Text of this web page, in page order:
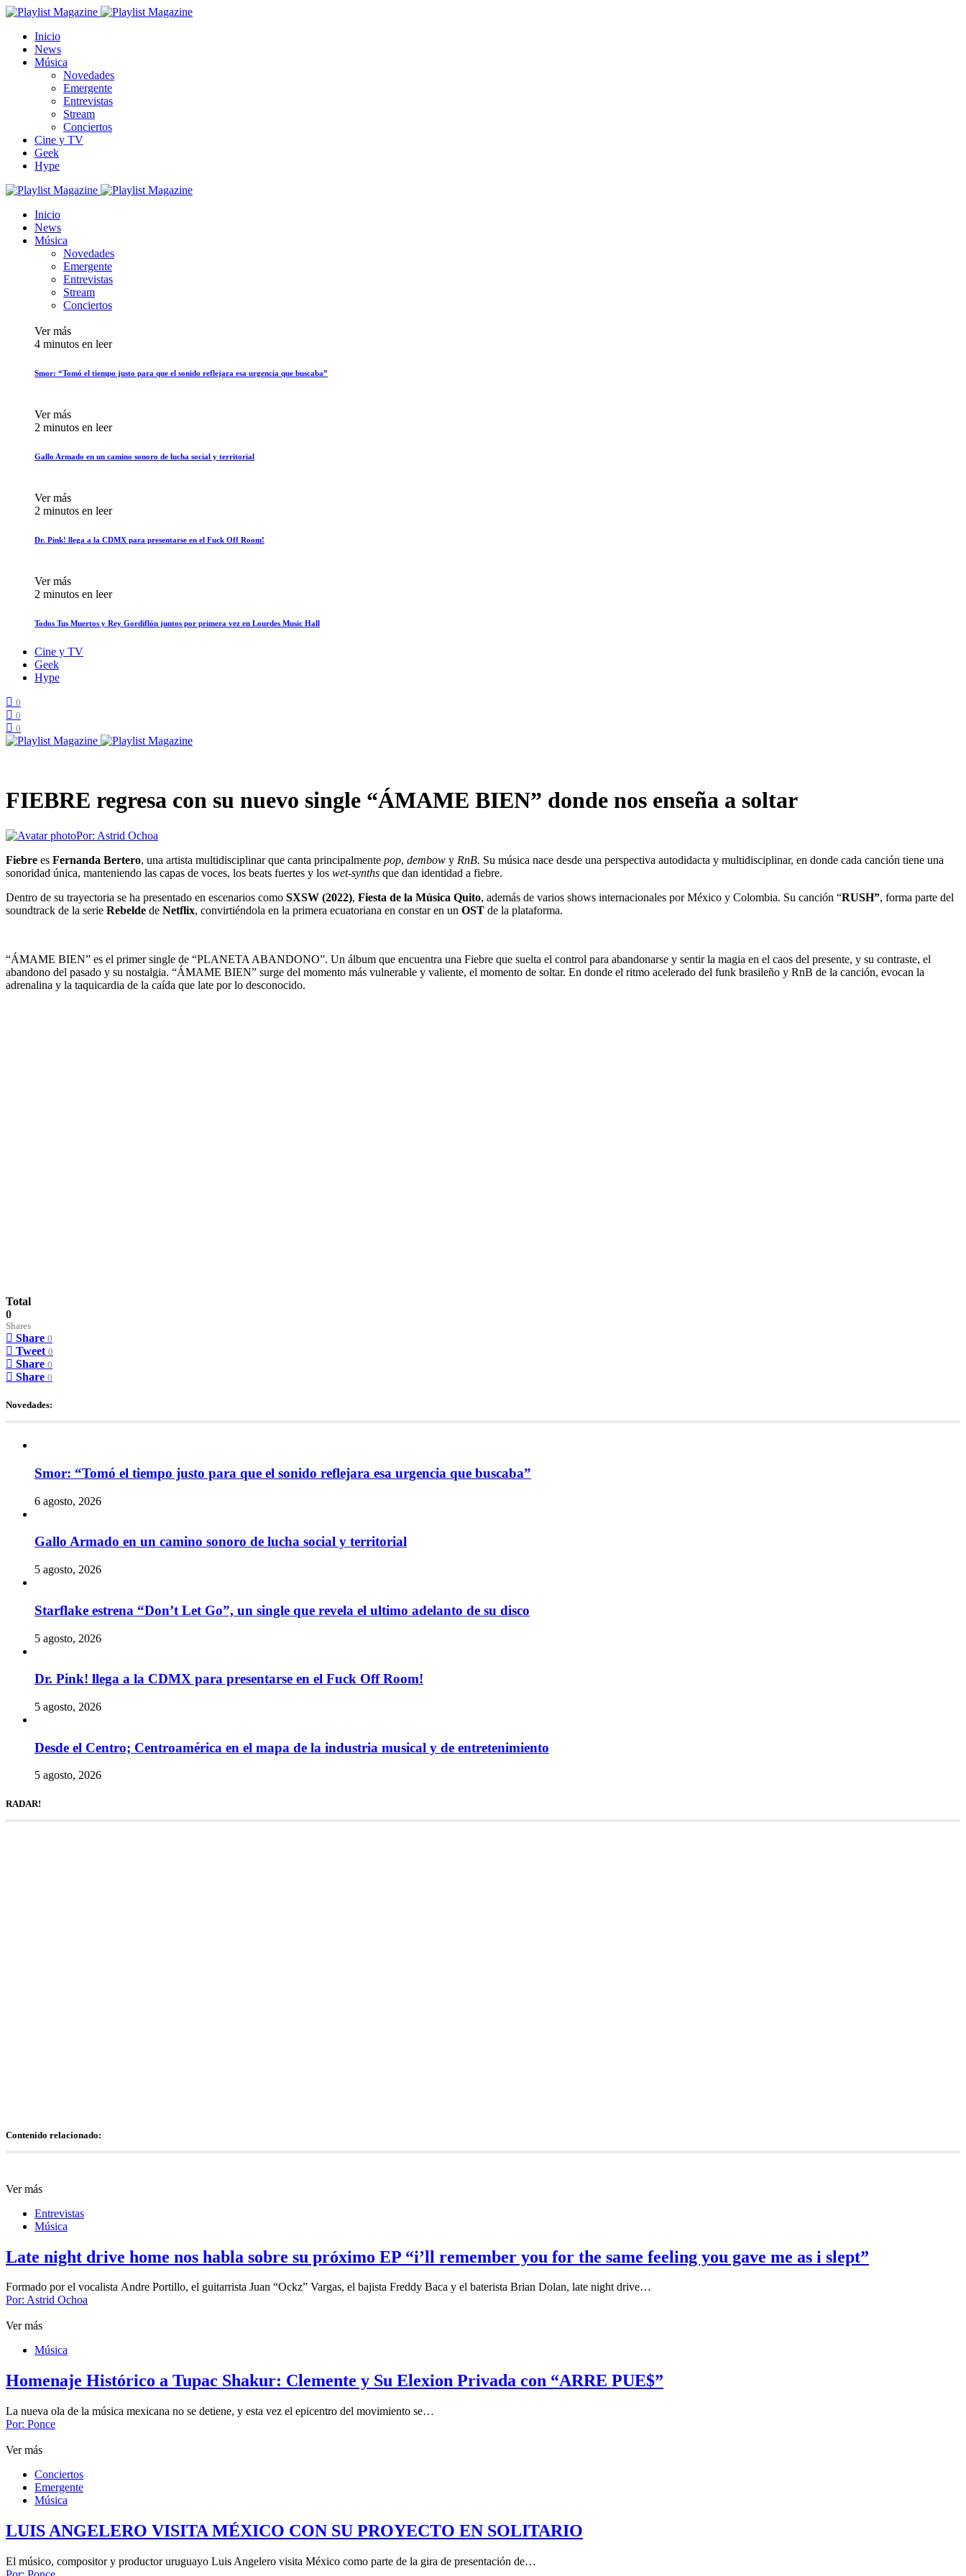
Inicio
News
Música
Novedades
Emergente
Entrevistas
Stream
Conciertos
Cine y TV
Geek
Hype
Inicio
News
Música
Novedades
Emergente
Entrevistas
Stream
Conciertos
Ver más
4 minutos en leer
Smor: “Tomó el tiempo justo para que el sonido reflejara esa urgencia que buscaba”
Ver más
2 minutos en leer
Gallo Armado en un camino sonoro de lucha social y territorial
Ver más
2 minutos en leer
Dr. Pink! llega a la CDMX para presentarse en el Fuck Off Room!
Ver más
2 minutos en leer
Todos Tus Muertos y Rey Gordiflón juntos por primera vez en Lourdes Music Hall
Cine y TV
Geek
Hype
0
0
0
FIEBRE regresa con su nuevo single “ÁMAME BIEN” donde nos enseña a soltar
Por: Astrid Ochoa
Fiebre es Fernanda Bertero, una artista multidisciplinar que canta principalmente pop, dembow y RnB. Su música nace desde una perspectiva autodidacta y multidisciplinar, en donde cada canción tiene una
sonoridad única, manteniendo las capas de voces, los beats fuertes y los wet-synths que dan identidad a fiebre.
Dentro de su trayectoria se ha presentado en escenarios como SXSW (2022), Fiesta de la Música Quito, además de varios shows internacionales por México y Colombia. Su canción “RUSH”, forma parte del
soundtrack de la serie Rebelde de Netflix, convirtiéndola en la primera ecuatoriana en constar en un OST de la plataforma.
“ÁMAME BIEN” es el primer single de “PLANETA ABANDONO”. Un álbum que encuentra una Fiebre que suelta el control para abandonarse y sentir la magia en el caos del presente, y su contraste, el
abandono del pasado y su nostalgia. “ÁMAME BIEN” surge del momento más vulnerable y valiente, el momento de soltar. En donde el ritmo acelerado del funk brasileño y RnB de la canción, evocan la
adrenalina y la taquicardia de la caída que late por lo desconocido.
Total
0
Shares
Share 0
Tweet 0
Share 0
Share 0
Novedades:
Smor: “Tomó el tiempo justo para que el sonido reflejara esa urgencia que buscaba”
6 agosto, 2026
Gallo Armado en un camino sonoro de lucha social y territorial
5 agosto, 2026
Starflake estrena “Don’t Let Go”, un single que revela el ultimo adelanto de su disco
5 agosto, 2026
Dr. Pink! llega a la CDMX para presentarse en el Fuck Off Room!
5 agosto, 2026
Desde el Centro; Centroamérica en el mapa de la industria musical y de entretenimiento
5 agosto, 2026
RADAR!
Contenido relacionado:
Ver más
Entrevistas
Música
Late night drive home nos habla sobre su próximo EP “i’ll remember you for the same feeling you gave me as i slept”
Formado por el vocalista Andre Portillo, el guitarrista Juan “Ockz” Vargas, el bajista Freddy Baca y el baterista Brian Dolan, late night drive…
Por: Astrid Ochoa
Ver más
Música
Homenaje Histórico a Tupac Shakur: Clemente y Su Elexion Privada con “ARRE PUE$”
​La nueva ola de la música mexicana no se detiene, y esta vez el epicentro del movimiento se…
Por: Ponce
Ver más
Conciertos
Emergente
Música
LUIS ANGELERO VISITA MÉXICO CON SU PROYECTO EN SOLITARIO
El músico, compositor y productor uruguayo Luis Angelero visita México como parte de la gira de presentación de…